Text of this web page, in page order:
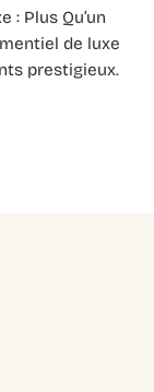
: Plus Qu’un
de luxe
prestigieux.